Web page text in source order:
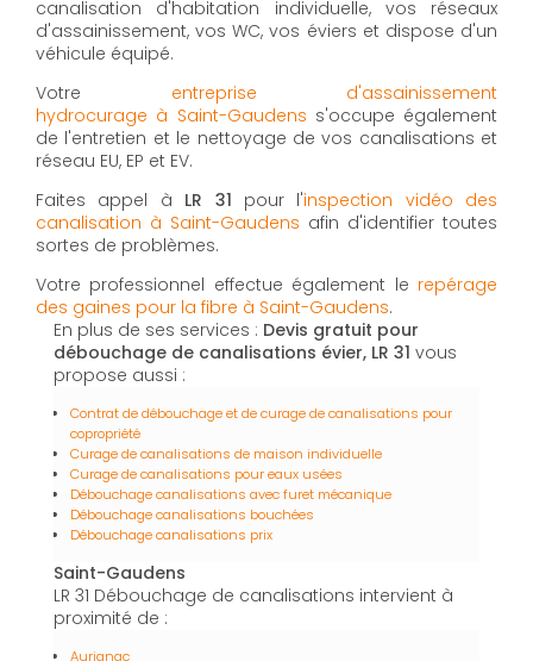
canalisation d'habitation individuelle, vos réseaux
d'assainissement, vos WC, vos éviers et dispose d'un
véhicule équipé.
Votre entreprise d'assainissement
hydrocurage à Saint-Gaudens s'occupe également
de l'entretien et le nettoyage de vos canalisations et
réseau EU, EP et EV.
Faites appel à LR 31 pour l'inspection vidéo des
canalisation à Saint-Gaudens afin d'identifier toutes
sortes de problèmes.
Votre professionnel effectue également le repérage
des gaines pour la fibre à Saint-Gaudens.
En plus de ses services : Devis gratuit pour
débouchage de canalisations évier, LR 31 vous
propose aussi :
Contrat de débouchage et de curage de canalisations pour
copropriété
Curage de canalisations de maison individuelle
Curage de canalisations pour eaux usées
Débouchage canalisations avec furet mécanique
Débouchage canalisations bouchées
Débouchage canalisations prix
Saint-Gaudens
LR 31 Débouchage de canalisations intervient à
proximité de :
Aurignac